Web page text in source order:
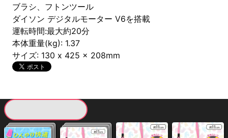
ブラシ、フトンツール
ダイソン デジタルモーター V6を搭載
運転時間:最大約20分
本体重量(kg): 1.37
サイズ: 130 x 425 x 208mm